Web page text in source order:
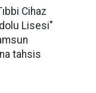
Cihaz
Lisesi"
tahsis